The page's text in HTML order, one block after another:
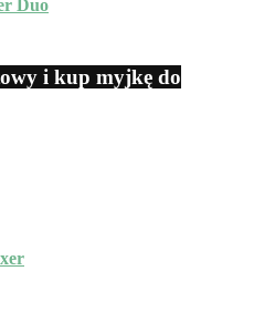
Duo
i kup myjkę do